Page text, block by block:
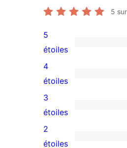
5
1
avis
à
5
étoile
5
étoiles
0
avis
à
4
étoile
4
étoiles
0
avis
à
3
étoiles
0
2
étoiles